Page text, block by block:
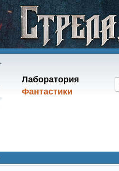
Лаборатория
Фантастики